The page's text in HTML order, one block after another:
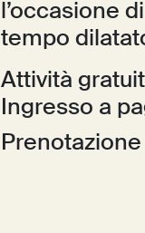
l’occasione
tempo
Attività
Ingresso a